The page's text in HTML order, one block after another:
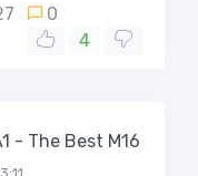
0
4
- The Best M16